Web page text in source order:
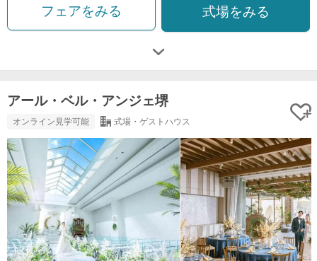
フェアをみる 式場をみる
アール・ベル・アンジェ堺
オンライン見学可能 式場・ゲストハウス